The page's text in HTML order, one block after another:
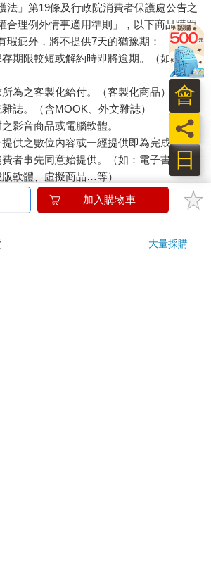
法」第19條及行政院消費者保護處公告之
合理例外情事適用準則」，以下商品購買
瑕疵外，將不提供7天的猶豫期：
期限較短或解約時即將逾期。（如：生
為之客製化給付。（客製化商品）
誌。（含MOOK、外文雜誌）
影音商品或電腦軟體。
供之數位內容或一經提供即為完成之線
費者事先同意始提供。（如：電子書、電
軟體、虛擬商品…等）
衛生用品。（如：內衣褲、刮鬍刀、除毛
，均享有到貨7天的猶豫期（含例假
日
員
會